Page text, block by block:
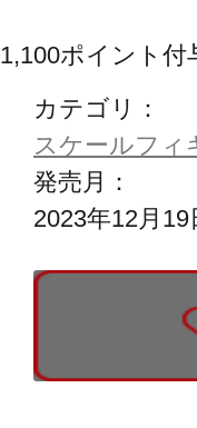
1,100ポイント付
カテゴリ：
スケールフィ
発売月：
2023年12月19